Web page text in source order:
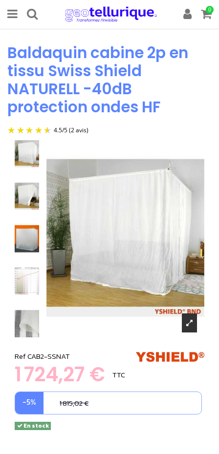
0
Baldaquin cabine 2p en
tissu Swiss Shield
NATURELL -40dB
protection ondes HF
RefCAB2-SSNAT
1 724,27 € TTC
-5% 1 815,02 €
En stock